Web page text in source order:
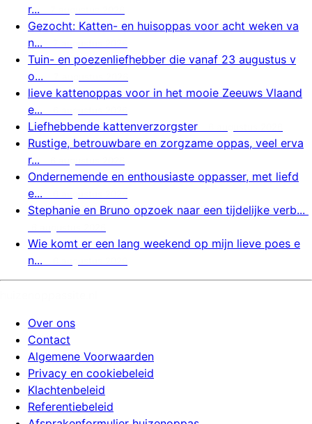
r...
Gezocht: Katten- en huisoppas voor acht weken va
n...
Tuin- en poezenliefhebber die vanaf 23 augustus v
o...
lieve kattenoppas voor in het mooie Zeeuws Vlaand
e...
Liefhebbende kattenverzorgster
Rustige, betrouwbare en zorgzame oppas, veel erva
r...
Ondernemende en enthousiaste oppasser, met liefd
e...
Stephanie en Bruno opzoek naar een tijdelijke verb...
Wie komt er een lang weekend op mijn lieve poes e
n...
Over ons
Contact
Algemene Voorwaarden
Privacy en cookiebeleid
Klachtenbeleid
Referentiebeleid